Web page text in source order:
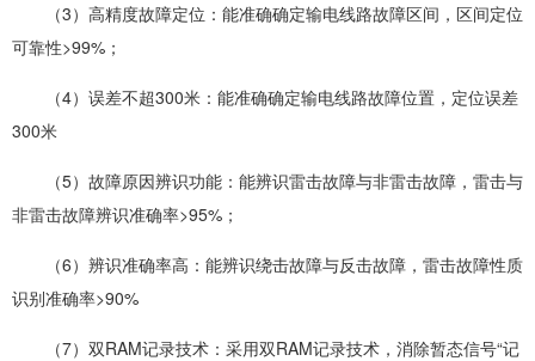
（3）高精度故障定位：能准确确定输电线路故障区间，区间定位
可靠性>99%；
（4）误差不超300米：能准确确定输电线路故障位置，定位误差
300米
（5）故障原因辨识功能：能辨识雷击故障与非雷击故障，雷击与
非雷击故障辨识准确率>95%；
（6）辨识准确率高：能辨识绕击故障与反击故障，雷击故障性质
识别准确率>90%
（7）双RAM记录技术：采用双RAM记录技术，消除暂态信号“记